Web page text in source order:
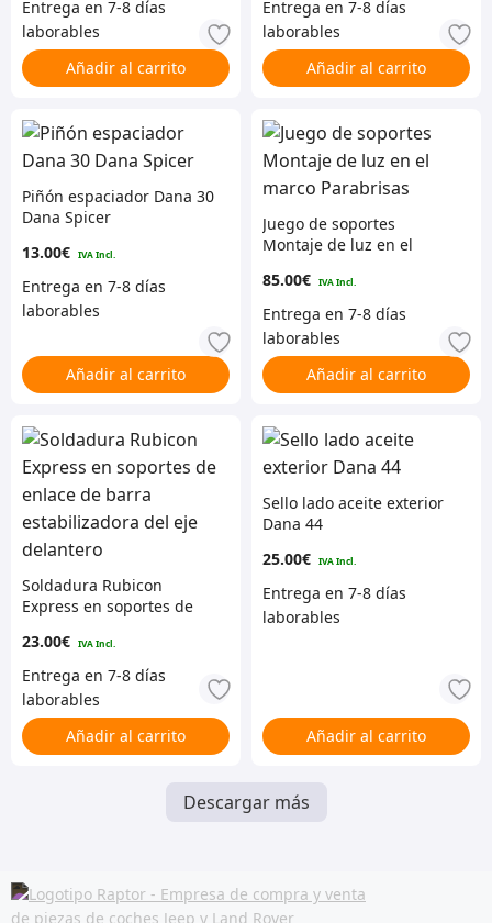
Añadir al carrito Añadir al carrito
Piñón espaciador Dana 30
Dana Spicer
13.00€
Añadir al carrito
Juego de soportes
Montaje de luz en el
85.00€
Añadir al carrito
Soldadura Rubicon
Express en soportes de
estabilizadora del eje
delantero
23.00€
Añadir al carrito
Sello lado aceite exterior
Dana 44
25.00€
Añadir al carrito
Descargar más